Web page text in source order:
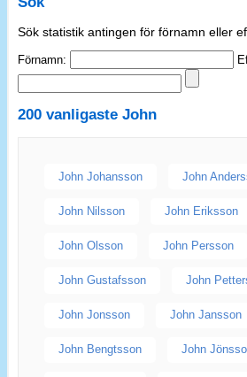
Sök statistik antingen för förnamn eller
Förnamn:
200 vanligasteJohn
John Johansson John
John Nilsson John Eriksson
John Olsson John Persson
John Gustafsson John
John Jonsson John Jansson
John Bengtsson John